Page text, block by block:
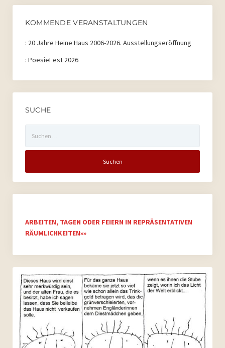
2026
2026
2026
2026
2026
2026
2026
KOMMENDE VERANSTALTUNGEN
: 20 Jahre Heine Haus 2006-2026. Ausstellungseröffnung
: PoesieFest 2026
SUCHE
nach:
ARBEITEN, TAGEN ODER FEIERN IN REPRÄSENTATIVEN
RÄUMLICHKEITEN»»